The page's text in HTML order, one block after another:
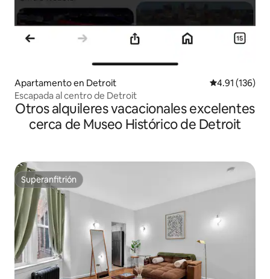
Apartamento en Detroit Calificación
4.91 (136)
Escapada al centro de Detroit
Otros alquileres vacacionales excelentes
cerca de Museo Histórico de Detroit
Superanfitrión
Superanfitrión